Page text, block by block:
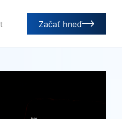
Začať hneď